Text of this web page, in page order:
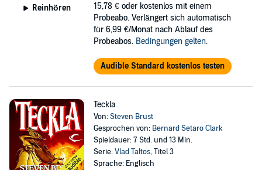
Reinhören 15,78 € oder kostenlos mit einem
Probeabo. Verlängert sich automatisch
für 6,99 €/Monat nach Ablauf des
Probeabos. Bedingungen gelten.
Audible Standard kostenlos testen
Teckla
Von:Steven Brust
Gesprochen von: Bernard Setaro Clark
Spieldauer: 7 Std. und 13 Min.
Serie:Vlad Taltos, Titel 3
Sprache: Englisch